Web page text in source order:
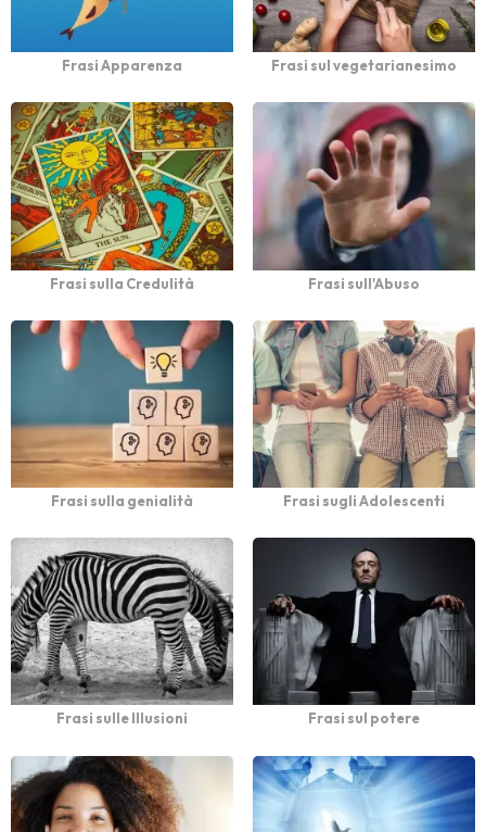
Frasi Apparenza Frasi sul vegetarianesimo
Frasi sulla Credulità Frasi sull'Abuso
Frasi sulla genialità Frasi sugli Adolescenti
Frasi sulle Illusioni Frasi sul potere